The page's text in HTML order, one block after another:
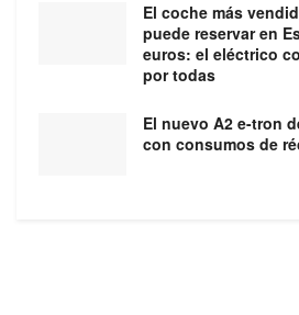
El coche más
puede reservar en
euros: el eléctrico
por todas
El nuevo A2 e-tron
con consumos de